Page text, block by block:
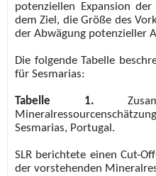
potenziellen Expansion
dem Ziel, die Größe des
der Abwägung potenzieller
Die folgende Tabelle
für Sesmarias:
Tabelle 1.
Sesmarias, Portugal.
SLR berichtete einen Cut-
der vorstehenden